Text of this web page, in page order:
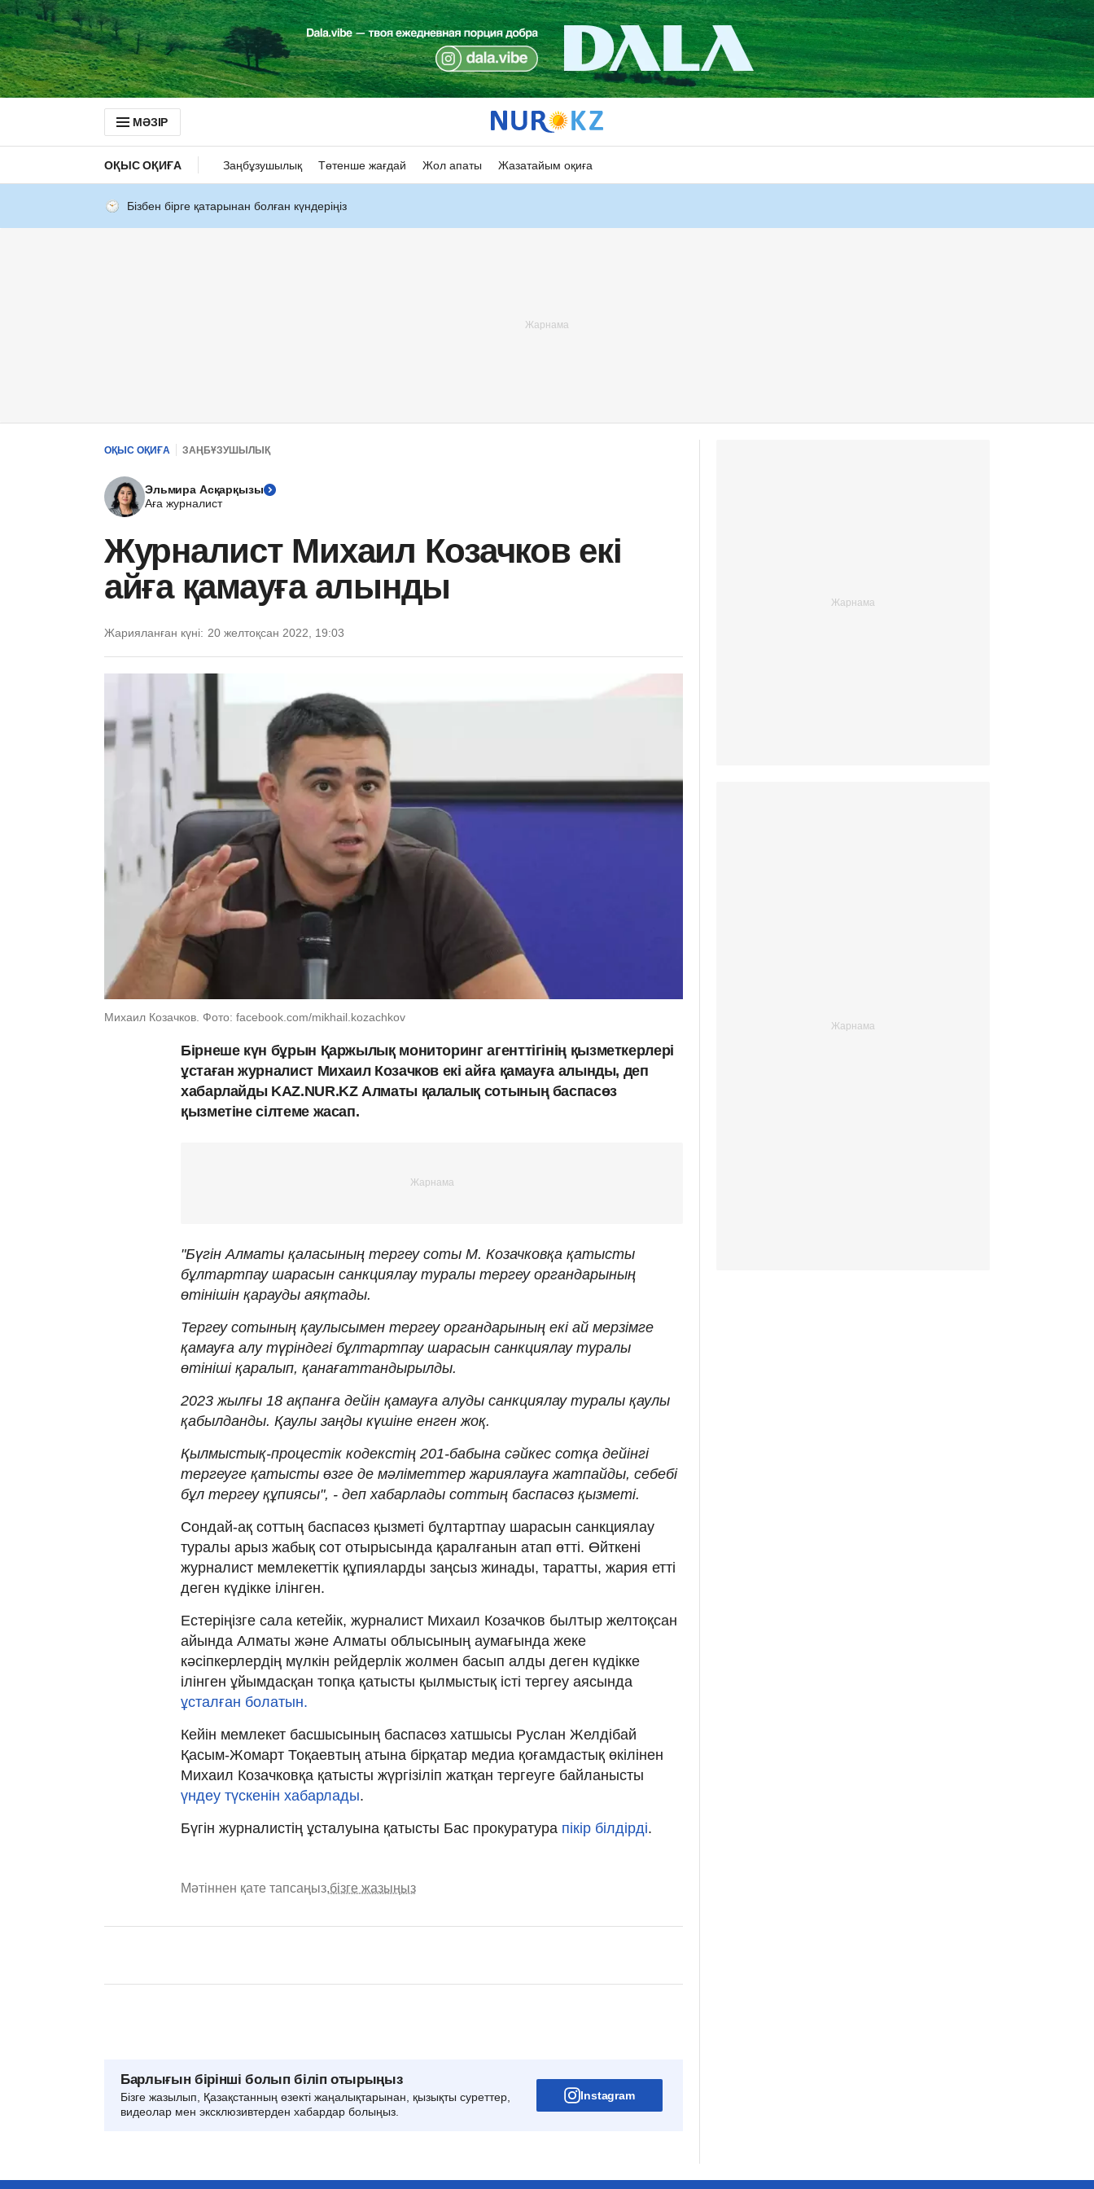
МӘЗІР
ОҚЫС ОҚИҒА Заңбұзушылық Төтенше жағдай Жол апаты Жазатайым оқиға
Бізбен бірге қатарынан болған күндеріңіз
ОҚЫС ОҚИҒА ЗАҢБҰЗУШЫЛЫҚ
Эльмира Асқарқызы
Аға журналист
Журналист Михаил Козачков екі
айға қамауға алынды
Жарияланған күні: 20 желтоқсан 2022, 19:03
Михаил Козачков. Фото: facebook.com/mikhail.kozachkov
Бірнеше күн бұрын Қаржылық мониторинг агенттігінің қызметкерлері
ұстаған журналист Михаил Козачков екі айға қамауға алынды, деп
хабарлайды KAZ.NUR.KZ Алматы қалалық сотының баспасөз
қызметіне сілтеме жасап.
"Бүгін Алматы қаласының тергеу соты М. Козачковқа қатысты
бұлтартпау шарасын санкциялау туралы тергеу органдарының
өтінішін қарауды аяқтады.
Тергеу сотының қаулысымен тергеу органдарының екі ай мерзімге
қамауға алу түріндегі бұлтартпау шарасын санкциялау туралы
өтініші қаралып, қанағаттандырылды.
2023 жылғы 18 ақпанға дейін қамауға алуды санкциялау туралы қаулы
қабылданды. Қаулы заңды күшіне енген жоқ.
Қылмыстық-процестік кодекстің 201-бабына сәйкес сотқа дейінгі
тергеуге қатысты өзге де мәліметтер жариялауға жатпайды, себебі
бұл тергеу құпиясы", - деп хабарлады соттың баспасөз қызметі.
Сондай-ақ соттың баспасөз қызметі бұлтартпау шарасын санкциялау
туралы арыз жабық сот отырысында қаралғанын атап өтті. Өйткені
журналист мемлекеттік құпияларды заңсыз жинады, таратты, жария етті
деген күдікке ілінген.
Естеріңізге сала кетейік, журналист Михаил Козачков былтыр желтоқсан
айында Алматы және Алматы облысының аумағында жеке
кәсіпкерлердің мүлкін рейдерлік жолмен басып алды деген күдікке
ілінген ұйымдасқан топқа қатысты қылмыстық істі тергеу аясында
ұсталған болатын.
Кейін мемлекет басшысының баспасөз хатшысы Руслан Желдібай
Қасым-Жомарт Тоқаевтың атына бірқатар медиа қоғамдастық өкілінен
Михаил Козачковқа қатысты жүргізіліп жатқан тергеуге байланысты
үндеу түскенін хабарлады.
Бүгін журналистің ұсталуына қатысты Бас прокуратура пікір білдірді.
Мәтіннен қате тапсаңыз,бізге жазыңыз
Барлығын бірінші болып біліп отырыңыз
Бізге жазылып, Қазақстанның өзекті жаңалықтарынан, қызықты суреттер,
видеолар мен эксклюзивтерден хабардар болыңыз.
Instagram